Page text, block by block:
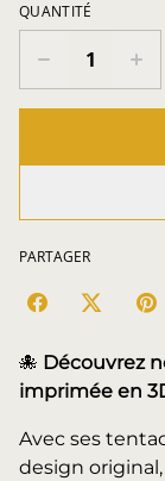
QUANTITÉ
PARTAGER
🐙 Découvrez
imprimée en
Avec ses
design